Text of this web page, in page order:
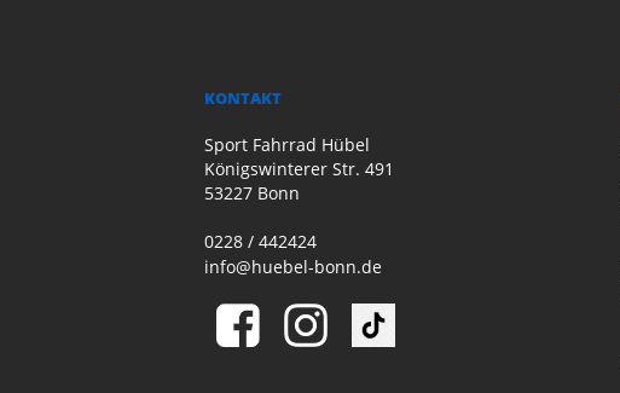
KONTAKT
Sport Fahrrad Hübel
Königswinterer Str. 491
53227 Bonn
0228 / 442424
info@huebel-bonn.de